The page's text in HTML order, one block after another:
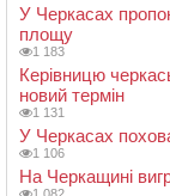
У Черкасах
площу
1 183
Керівницю
новий термін
1 131
У Черкасах
1 106
На Черкащині